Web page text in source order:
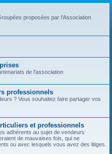
proposées par l’Association
de l'association
professionnels
? Vous souhaitez faire partager vos
et professionnels
adhérents au sujet de vendeurs
de mauvaises fois, qui ne
ou avec lesquels vous avez des litiges.